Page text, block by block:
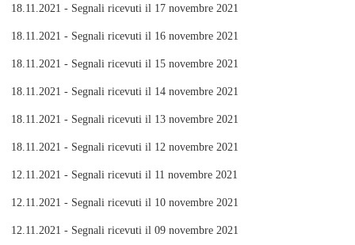
18.11.2021 - Segnali ricevuti il 17 novembre 2021
18.11.2021 - Segnali ricevuti il 16 novembre 2021
18.11.2021 - Segnali ricevuti il 15 novembre 2021
18.11.2021 - Segnali ricevuti il 14 novembre 2021
18.11.2021 - Segnali ricevuti il 13 novembre 2021
18.11.2021 - Segnali ricevuti il 12 novembre 2021
12.11.2021 - Segnali ricevuti il 11 novembre 2021
12.11.2021 - Segnali ricevuti il 10 novembre 2021
12.11.2021 - Segnali ricevuti il 09 novembre 2021